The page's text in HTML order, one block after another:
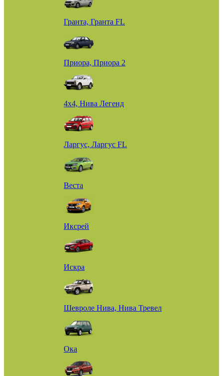
Гранта, Гранта FL
Приора, Приора 2
4х4, Нива Легенд
Ларгус, Ларгус FL
Веста
Иксрей
Искра
Шевроле Нива, Нива Тревел
Ока